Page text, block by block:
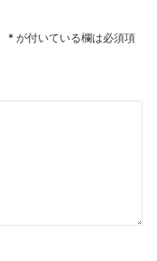
* が付いている欄は必須項